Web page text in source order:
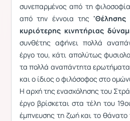
συνεπαρμένος από τη
από την έννοια της 'Θέλησης
κυριότερης κινητήριας
συνθέτης αφήνει πολλά
έργο του, κάτι απολύτως
τα πολλά αναπάντητα
και ο ίδιος ο φιλόσοφος στο
Η αρχή της ενασχόλησης του
έργο βρίσκεται στα τέλη του
έμπνευσης τη ζωή και το